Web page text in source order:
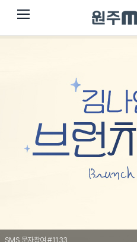
dehaze
SMS 문자참여 #1133